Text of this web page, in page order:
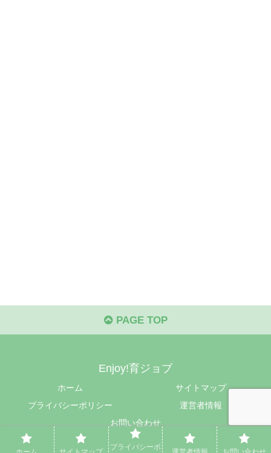
PAGE TOP
Enjoy!育ジョブ
ホーム
サイトマップ
プライバシーポリシー
運営者情報
お問い合わせ
© 2024 Enjoy!育ジョブ.
プライバシーポ